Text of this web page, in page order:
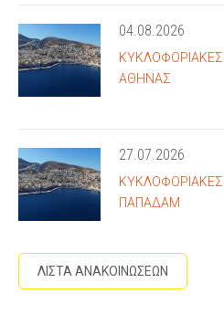
04.08.2026
ΑΘΗΝΆΣ
27.07.2026
ΚΥΚΛΟΦΟΡΙΑΚΈΣ
ΠΑΠΑΔΆΜ
ΛΙΣΤΑ ΑΝΑΚΟΙΝΩΣΕΩΝ